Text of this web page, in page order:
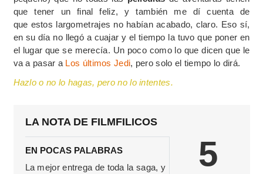
que tener un final feliz, y también me dí cuenta de
que estos largometrajes no habían acabado, claro. Eso sí,
en su día no llegó a cuajar y el tiempo la tuvo que poner en
el lugar que se merecía. Un poco como lo que dicen que le
va a pasar a Los últimos Jedi, pero solo el tiempo lo dirá.
Hazlo o no lo hagas, pero no lo intentes.
LA NOTA DE FILMFILICOS
EN POCAS PALABRAS
La mejor entrega de toda la saga, y
5